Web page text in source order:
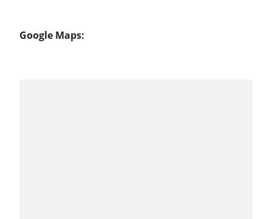
Google Maps: